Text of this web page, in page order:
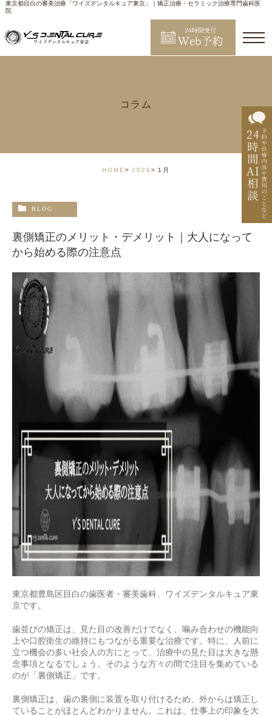
東京都目白の審美治療「ワイズデンタルキュア東京」｜矯正治療・セラミック治療専門歯科医
院
コラム
HOME 2026 1月
BLOG
裏側矯正のメリット・デメリット｜大人になって
から始める際の注意点
東京都豊島区目白の歯医者・審美歯科、ワイズデンタルキュア東
京です。
歯並びの矯正は、見た目の改善だけでなく、噛み合わせの機能向
上や口腔衛生の維持にもつながる重要な治療です。特に、人前に
立つ機会の多い社会人の方にとって、治療中の見た目は大きな懸
念事項となるでしょう。そのような方々の間で注目を集めている
のが「裏側矯正」です。
裏側矯正は、歯の裏側に装置を取り付けるため、外からは矯正し
ていることがほとんどわかりません。これは、仕事上の印象を大